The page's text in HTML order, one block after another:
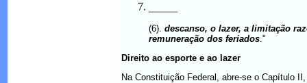
(6). descanso, o lazer, a limitação
remuneração dos feriados."
Direito ao esporte e ao lazer
Na Constituição Federal, abre-se o Capítulo